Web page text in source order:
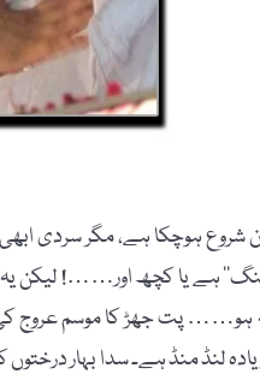
شروع ہوچکا ہے، مگر سردی
ہے یا کچھ اور……! لیکن
ہو…… پت جھڑ کا موسم عروج
لنڈ منڈ ہے۔ سدا بہار